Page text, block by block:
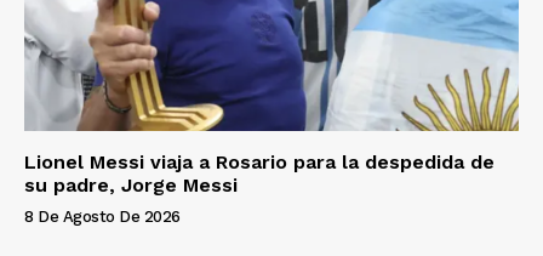
Lionel Messi viaja a Rosario para la despedida de
su padre, Jorge Messi
8 De Agosto De 2026